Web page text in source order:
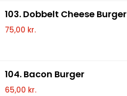
103. Dobbelt Cheese Burger
75,00 kr.
104. Bacon Burger
65,00 kr.